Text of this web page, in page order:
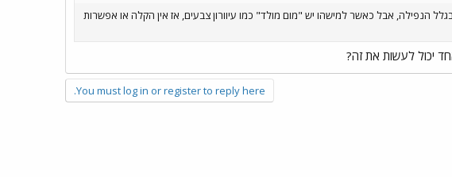
הנפילה, אבל כאשר למישהו יש "מום מולד" כמו עיוורון צבעים, אז אין הקלה או אפשרות
יכול לעשות את זה?
You must log in or register to reply here.